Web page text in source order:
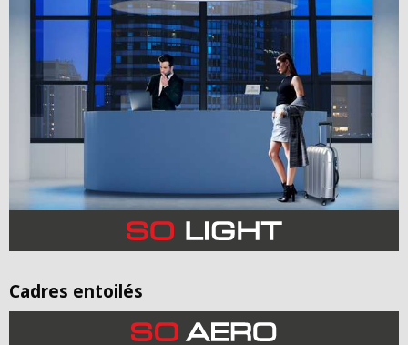
Cadres entoilés